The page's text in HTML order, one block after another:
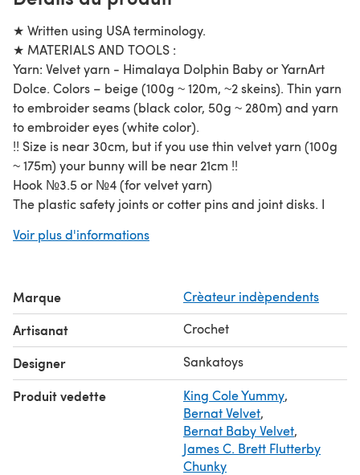
★ Written using USA terminology.
★ MATERIALS AND TOOLS :
Yarn: Velvet yarn - Himalaya Dolphin Baby or YarnArt
Dolce. Colors – beige (100g ~ 120m, ~2 skeins). Thin yarn
to embroider seams (black color, 50g ~ 280m) and yarn
to embroider eyes (white color).
!! Size is near 30cm, but if you use thin velvet yarn (100g
~ 175m) your bunny will be near 21cm !!
Hook №3.5 or №4 (for velvet yarn)
The plastic safety joints or cotter pins and joint disks. I
35mm in diameter for the legs (4pcs) and the head
Safety or sewn eyes (15mm).
Pink fleece (or plush) fabric (for legs, nose, ears and
patches).
Pink satin ribbon width 25mm, length 55cm
Needle, safety pins, scissors, markers.
★ SKILLS REQUIRED:
You must have basic crochet skills.
You must be able to insert mounts (plastic safety joints or
Voir plus d'informations
Marque Crèateur indèpendents
Artisanat Crochet
Designer Sankatoys
Produit vedette King Cole Yummy,
Bernat Velvet,
Bernat Baby Velvet,
James C. Brett Flutterby
Chunky